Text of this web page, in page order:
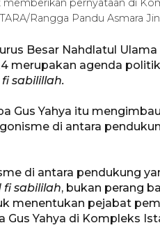
pernyataan di
Rangga Pandu Asmara
Besar Nahdlatul Ulama
merupakan agenda
sabilillah.
Gus Yahya itu
di antara
di antara pendukung
fi sabililah, bukan perang
menentukan pejabat
Yahya di Kompleks